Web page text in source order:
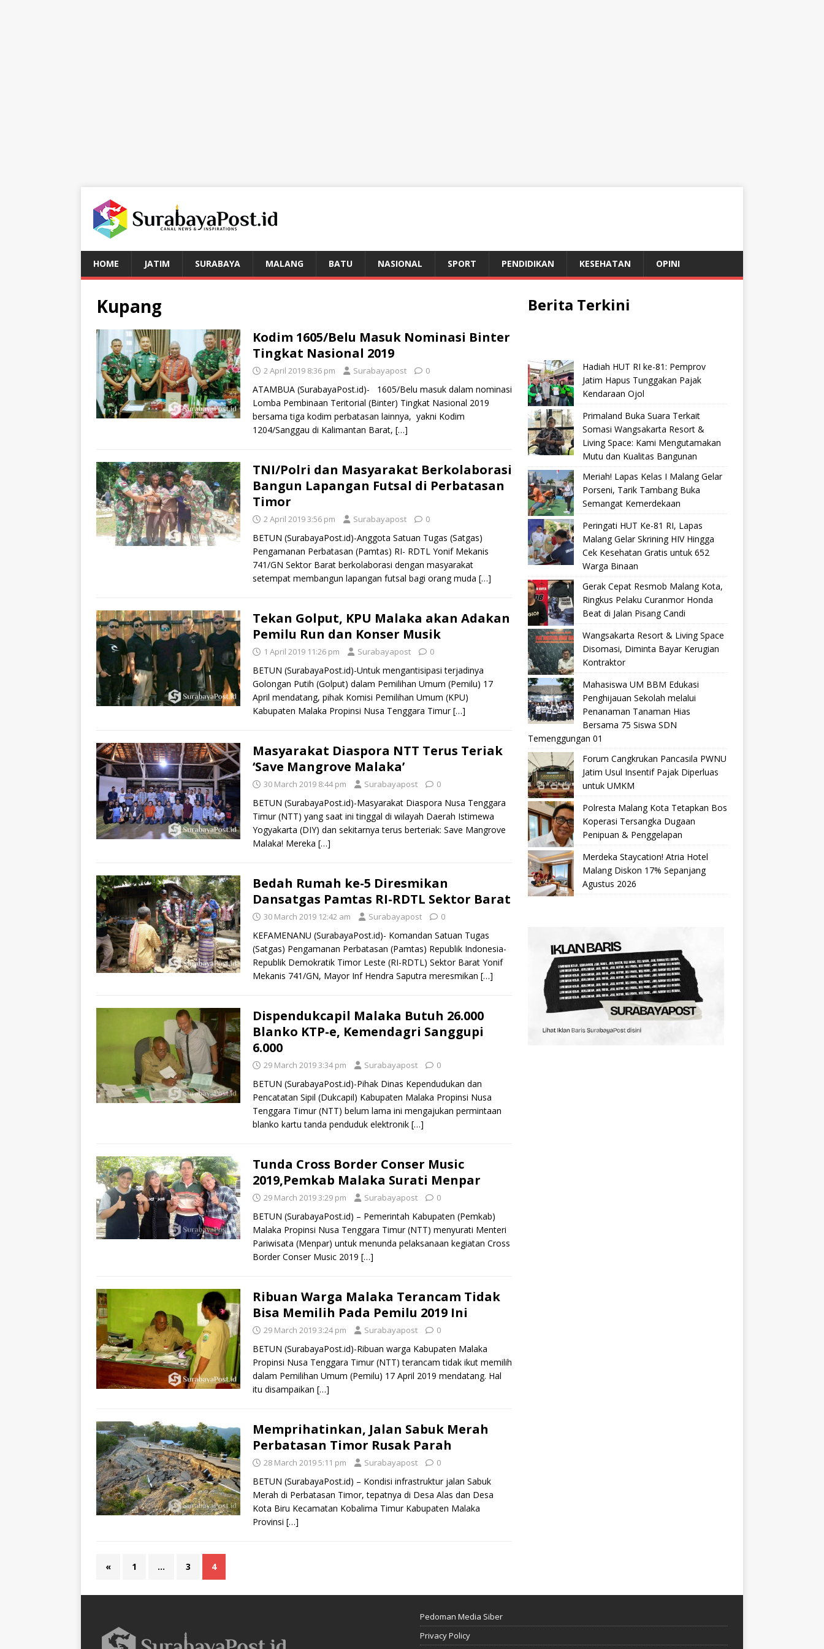
HOME JATIM SURABAYA MALANG BATU NASIONAL SPORT PENDIDIKAN KESEHATAN OPINI
Kupang
Kodim 1605/Belu Masuk Nominasi Binter
Tingkat Nasional 2019
2 April 2019 8:36 pm Surabayapost 0
ATAMBUA (SurabayaPost.id)- 1605/Belu masuk dalam nominasi
Lomba Pembinaan Teritorial (Binter) Tingkat Nasional 2019
bersama tiga kodim perbatasan lainnya, yakni Kodim
1204/Sanggau di Kalimantan Barat, […]
TNI/Polri dan Masyarakat Berkolaborasi
Bangun Lapangan Futsal di Perbatasan
Timor
2 April 2019 3:56 pm Surabayapost 0
BETUN (SurabayaPost.id)-Anggota Satuan Tugas (Satgas)
Pengamanan Perbatasan (Pamtas) RI- RDTL Yonif Mekanis
741/GN Sektor Barat berkolaborasi dengan masyarakat
setempat membangun lapangan futsal bagi orang muda […]
Tekan Golput, KPU Malaka akan Adakan
Pemilu Run dan Konser Musik
1 April 2019 11:26 pm Surabayapost 0
BETUN (SurabayaPost.id)-Untuk mengantisipasi terjadinya
Golongan Putih (Golput) dalam Pemilihan Umum (Pemilu) 17
April mendatang, pihak Komisi Pemilihan Umum (KPU)
Kabupaten Malaka Propinsi Nusa Tenggara Timur[…]
Masyarakat Diaspora NTT Terus Teriak
‘Save Mangrove Malaka’
30 March 2019 8:44 pm Surabayapost 0
BETUN (SurabayaPost.id)-Masyarakat Diaspora Nusa Tenggara
Timur (NTT) yang saat ini tinggal di wilayah Daerah Istimewa
Yogyakarta (DIY) dan sekitarnya terus berteriak: Save Mangrove
Malaka! Mereka […]
Bedah Rumah ke-5 Diresmikan
Dansatgas Pamtas RI-RDTL Sektor Barat
30 March 2019 12:42 am Surabayapost 0
KEFAMENANU (SurabayaPost.id)- Komandan Satuan Tugas
(Satgas) Pengamanan Perbatasan (Pamtas) Republik Indonesia-
Republik Demokratik Timor Leste (RI-RDTL) Sektor Barat Yonif
Mekanis 741/GN, Mayor Inf Hendra Saputra meresmikan […]
Dispendukcapil Malaka Butuh 26.000
Blanko KTP-e, Kemendagri Sanggupi
6.000
29 March 2019 3:34 pm Surabayapost 0
BETUN (SurabayaPost.id)-Pihak Dinas Kependudukan dan
Pencatatan Sipil (Dukcapil) Kabupaten Malaka Propinsi Nusa
Tenggara Timur (NTT) belum lama ini mengajukan permintaan
blanko kartu tanda penduduk elektronik […]
Tunda Cross Border Conser Music
2019,Pemkab Malaka Surati Menpar
29 March 2019 3:29 pm Surabayapost 0
BETUN (SurabayaPost.id) – Pemerintah Kabupaten (Pemkab)
Malaka Propinsi Nusa Tenggara Timur (NTT) menyurati Menteri
Pariwisata (Menpar) untuk menunda pelaksanaan kegiatan Cross
Border Conser Music 2019 […]
Ribuan Warga Malaka Terancam Tidak
Bisa Memilih Pada Pemilu 2019 Ini
29 March 2019 3:24 pm Surabayapost 0
BETUN (SurabayaPost.id)-Ribuan warga Kabupaten Malaka
Propinsi Nusa Tenggara Timur (NTT) terancam tidak ikut memilih
dalam Pemilihan Umum (Pemilu) 17 April 2019 mendatang. Hal
itu disampaikan […]
Memprihatinkan, Jalan Sabuk Merah
Perbatasan Timor Rusak Parah
28 March 2019 5:11 pm Surabayapost 0
BETUN (SurabayaPost.id) – Kondisi infrastruktur jalan Sabuk
Merah di Perbatasan Timor, tepatnya di Desa Alas dan Desa
Kota Biru Kecamatan Kobalima Timur Kabupaten Malaka
Provinsi […]
« 1 … 3 4
Berita Terkini
Hadiah HUT RI ke-81: Pemprov
Jatim Hapus Tunggakan Pajak
Kendaraan Ojol
Primaland Buka Suara Terkait
Somasi Wangsakarta Resort &
Living Space: Kami Mengutamakan
Mutu dan Kualitas Bangunan
Meriah! Lapas Kelas I Malang Gelar
Porseni, Tarik Tambang Buka
Semangat Kemerdekaan
Peringati HUT Ke-81 RI, Lapas
Malang Gelar Skrining HIV Hingga
Cek Kesehatan Gratis untuk 652
Warga Binaan
Gerak Cepat Resmob Malang Kota,
Ringkus Pelaku Curanmor Honda
Beat di Jalan Pisang Candi
Wangsakarta Resort & Living Space
Disomasi, Diminta Bayar Kerugian
Kontraktor
Mahasiswa UM BBM Edukasi
Penghijauan Sekolah melalui
Penanaman Tanaman Hias
Bersama 75 Siswa SDN
Temenggungan 01
Forum Cangkrukan Pancasila PWNU
Jatim Usul Insentif Pajak Diperluas
untuk UMKM
Polresta Malang Kota Tetapkan Bos
Koperasi Tersangka Dugaan
Penipuan & Penggelapan
Merdeka Staycation! Atria Hotel
Malang Diskon 17% Sepanjang
Agustus 2026
Pedoman Media Siber
Privacy Policy